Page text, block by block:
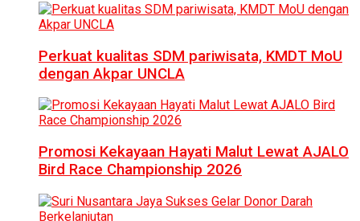
Perkuat kualitas SDM pariwisata, KMDT MoU
dengan Akpar UNCLA
Promosi Kekayaan Hayati Malut Lewat AJALO
Bird Race Championship 2026